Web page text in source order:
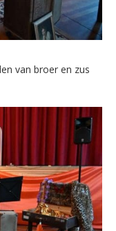
van broer en zus